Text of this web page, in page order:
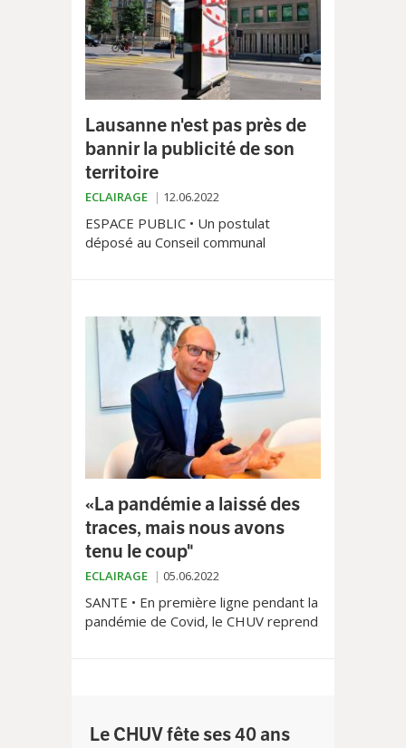
Lausanne n'est pas près de
bannir la publicité de son
territoire
ECLAIRAGE 12.06.2022
ESPACE PUBLIC • Un postulat
déposé au Conseil communal
public lausannois. La Ville, qui
engrange chaque année trois millions
de francs de redevances, juge l’idée
contreproductive.
«La pandémie a laissé des
traces, mais nous avons
tenu le coup"
ECLAIRAGE 05.06.2022
SANTE • En première ligne pendant la
pandémie de Covid, le CHUV reprend
Le CHUV fête ses 40 ans